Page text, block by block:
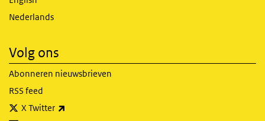
Nederlands
Volg ons
Abonneren nieuwsbrieven
RSS feed
X Twitter